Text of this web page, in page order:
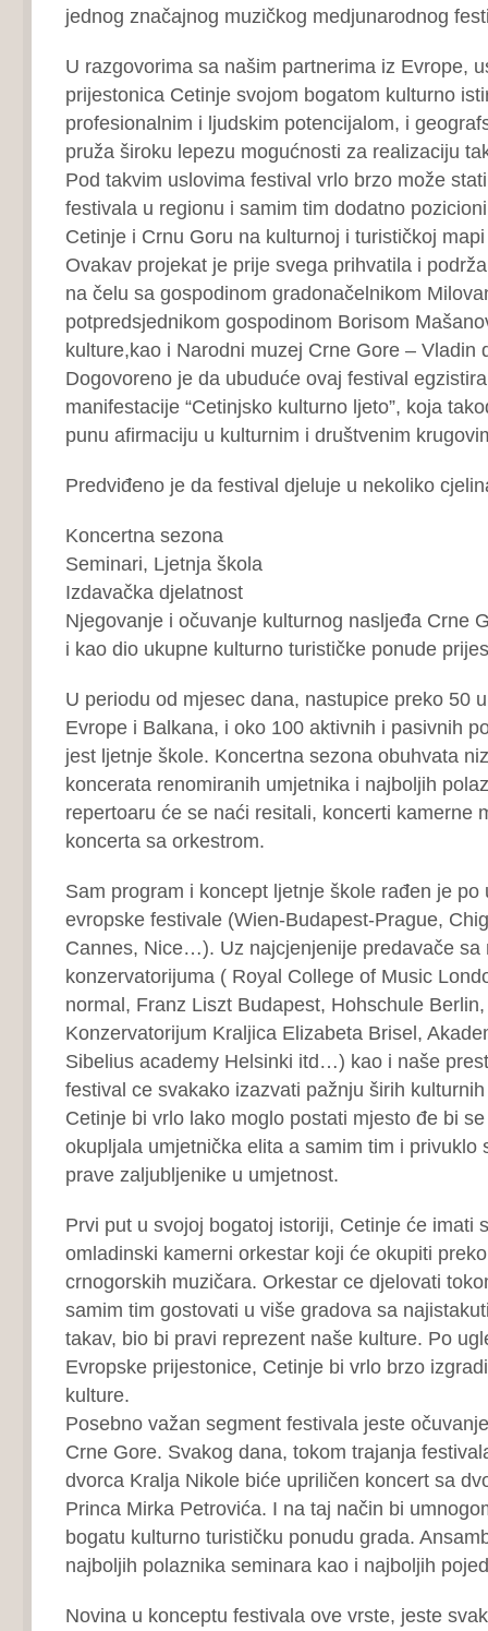
jednog značajnog muzičkog medjunarodnog
U razgovorima sa našim partnerima iz Evrope,
prijestonica Cetinje svojom bogatom kulturno
profesionalnim i ljudskim potencijalom, i
pruža široku lepezu mogućnosti za realizaciju
Pod takvim uslovima festival vrlo brzo može
festivala u regionu i samim tim dodatno
Cetinje i Crnu Goru na kulturnoj i turističkoj
Ovakav projekat je prije svega prihvatila i
na čelu sa gospodinom gradonačelnikom
potpredsjednikom gospodinom Borisom
kulture,kao i Narodni muzej Crne Gore – Vladin
Dogovoreno je da ubuduće ovaj festival
manifestacije “Cetinjsko kulturno ljeto”, koja
punu afirmaciju u kulturnim i društvenim
Predviđeno je da festival djeluje u nekoliko
Koncertna sezona
Seminari, Ljetnja škola
Izdavačka djelatnost
Njegovanje i očuvanje kulturnog nasljeđa Crne
i kao dio ukupne kulturno turističke ponude
U periodu od mjesec dana, nastupice preko 50
Evrope i Balkana, i oko 100 aktivnih i pasivnih
jest ljetnje škole. Koncertna sezona obuhvata
koncerata renomiranih umjetnika i najboljih
repertoaru će se naći resitali, koncerti kamerne
koncerta sa orkestrom.
Sam program i koncept ljetnje škole rađen je po
evropske festivale (Wien-Budapest-Prague,
Cannes, Nice…). Uz najcjenjenije predavače sa
konzervatorijuma ( Royal College of Music
normal, Franz Liszt Budapest, Hohschule
Konzervatorijum Kraljica Elizabeta Brisel,
Sibelius academy Helsinki itd…) kao i naše
festival ce svakako izazvati pažnju širih
Cetinje bi vrlo lako moglo postati mjesto đe bi
okupljala umjetnička elita a samim tim i privuklo
prave zaljubljenike u umjetnost.
Prvi put u svojoj bogatoj istoriji, Cetinje će imati
omladinski kamerni orkestar koji će okupiti
crnogorskih muzičara. Orkestar ce djelovati
samim tim gostovati u više gradova sa
takav, bio bi pravi reprezent naše kulture. Po
Evropske prijestonice, Cetinje bi vrlo brzo
kulture.
Posebno važan segment festivala jeste
Crne Gore. Svakog dana, tokom trajanja
dvorca Kralja Nikole biće upriličen koncert sa
Princa Mirka Petrovića. I na taj način bi
bogatu kulturno turističku ponudu grada.
najboljih polaznika seminara kao i najboljih
Novina u konceptu festivala ove vrste, jeste